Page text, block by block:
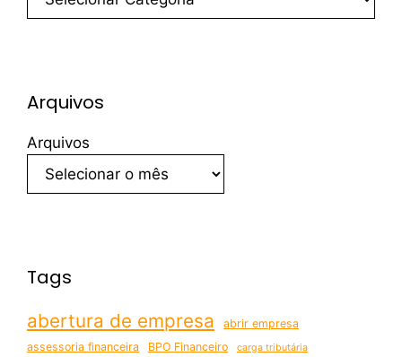
Arquivos
Arquivos
Tags
abertura de empresa
abrir empresa
assessoria financeira
BPO Financeiro carga tributária